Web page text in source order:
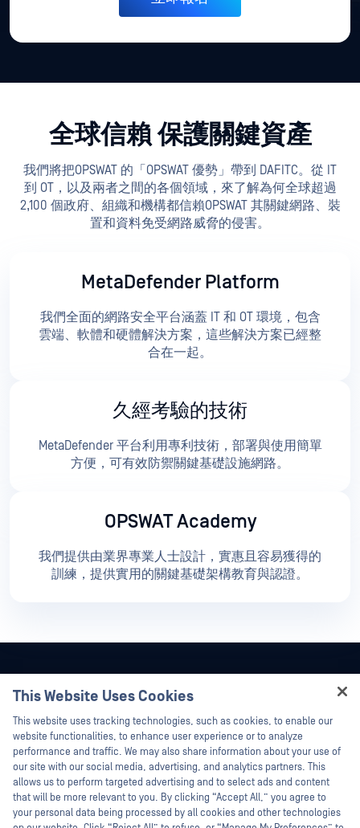
全球信賴 保護關鍵資產
我們將把OPSWAT 的「OPSWAT 優勢」帶到 DAFITC。從 IT
到 OT，以及兩者之間的各個領域，來了解為何全球超過
2,100 個政府、組織和機構都信賴OPSWAT 其關鍵網路、裝
置和資料免受網路威脅的侵害。
MetaDefender Platform
我們全面的網路安全平台涵蓋 IT 和 OT 環境，包含
雲端、軟體和硬體解決方案，這些解決方案已經整
合在一起。
久經考驗的技術
MetaDefender 平台利用專利技術，部署與使用簡單
方便，可有效防禦關鍵基礎設施網路。
OPSWAT Academy
我們提供由業界專業人士設計，實惠且容易獲得的
訓練，提供實用的關鍵基礎架構教育與認證。
This Website Uses Cookies
This website uses tracking technologies, such as cookies, to enable our
website functionalities, to enhance user experience or to analyze
performance and traffic. We may also share information about your use of
our site with our social media, advertising, and analytics partners. This
allows us to perform targeted advertising and to select ads and content
that will be more relevant to you. By clicking “Accept All,” you agree to
your personal data being processed by all cookies and other technologies
Hey there!
I'm Ozzy, your OPSWAT virtual assistant.
How can I help you secure what's critical
today?